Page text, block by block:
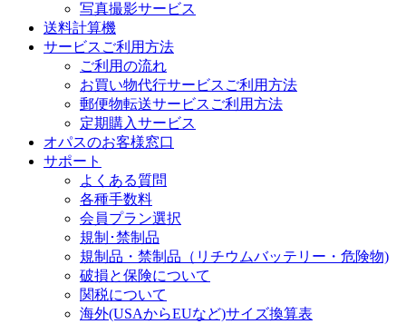
写真撮影サービス
送料計算機
サービスご利用方法
ご利用の流れ
お買い物代行サービスご利用方法
郵便物転送サービスご利用方法
定期購入サービス
オパスのお客様窓口
サポート
よくある質問
各種手数料
会員プラン選択
規制･禁制品
規制品・禁制品（リチウムバッテリー・危険物)
破損と保険について
関税について
海外(USAからEUなど)サイズ換算表